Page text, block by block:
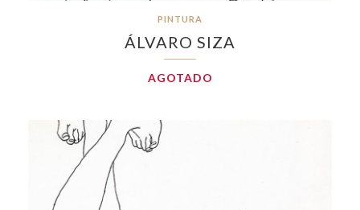
PINTURA
ÁLVARO SIZA
AGOTADO